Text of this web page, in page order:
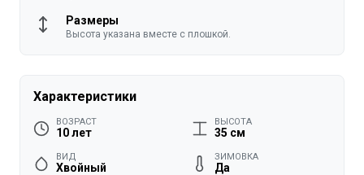
Размеры
Высота указана вместе с плошкой.
Характеристики
ВОЗРАСТ
10 лет
ВЫСОТА
35 см
ВИД
Хвойный
ЗИМОВКА
Да